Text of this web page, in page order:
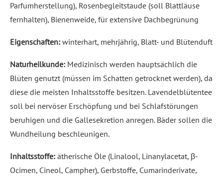
Parfumherstellung), Rosenbegleitstaude (soll Blattläuse
fernhalten), Bienenweide, für extensive Dachbegrünung
Eigenschaften: winterhart, mehrjährig, Blatt- und Blütenduft
Naturheilkunde: Medizinisch werden hauptsächlich die
Blüten genutzt (müssen im Schatten getrocknet werden), da
diese die meisten Inhaltsstoffe besitzen. Lavendelblütentee
soll bei nervöser Erschöpfung und bei Schlafstörungen
beruhigen und die Gallesekretion anregen. Bäder sollen die
Wundheilung beschleunigen.
Inhaltsstoffe: ätherische Öle (Linalool, Linanylacetat, β-
Ocimen, Cineol, Campher), Gerbstoffe, Cumarinderivate,